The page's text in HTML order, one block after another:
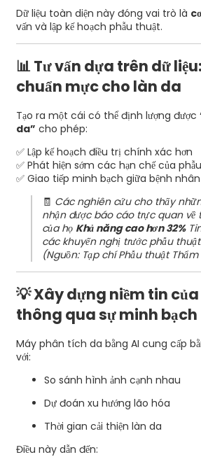
Dữ liệu toàn diện này đóng vai trò là
vấn và lập kế hoạch phẫu thuật.
📊 Tư vấn dựa trên dữ
chuẩn mực cho làn da
Tạo ra một cái có thể định lượng được
da” cho phép:
✅ Lập kế hoạch điều trị chính xác hơn
✅ Phát hiện sớm các hạn chế của
✅ Giao tiếp minh bạch giữa bệnh
🧾 Các nghiên cứu cho thấy
nhận được báo cáo trực quan về
của họ Khả năng cao hơn 32%
các khuyến nghị trước phẫu
(Nguồn: Tạp chí Phẫu thuật
💡 Xây dựng niềm tin
thông qua sự minh bạch
Máy phân tích da bằng AI cung cấp
với:
So sánh hình ảnh cạnh nhau
Dự đoán xu hướng lão hóa
Thời gian cải thiện làn da
Điều này dẫn đến: